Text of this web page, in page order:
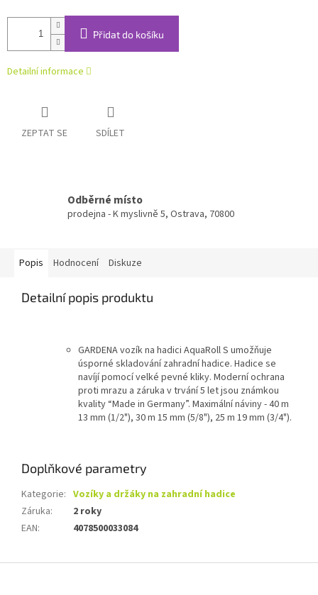
Přidat do košíku
Detailní informace
ZEPTAT SE SDÍLET
Odběrné místo
prodejna - K myslivně 5, Ostrava, 70800
Popis Hodnocení Diskuze
Detailní popis produktu
GARDENA vozík na hadici AquaRoll S umožňuje
úsporné skladování zahradní hadice. Hadice se
navíjí pomocí velké pevné kliky. Moderní ochrana
proti mrazu a záruka v trvání 5 let jsou známkou
kvality “Made in Germany”. Maximální náviny - 40 m
13 mm (1/2"), 30 m 15 mm (5/8"), 25 m 19 mm (3/4").
Doplňkové parametry
Kategorie: Vozíky a držáky na zahradní hadice
Záruka:
2 roky
EAN: 4078500033084